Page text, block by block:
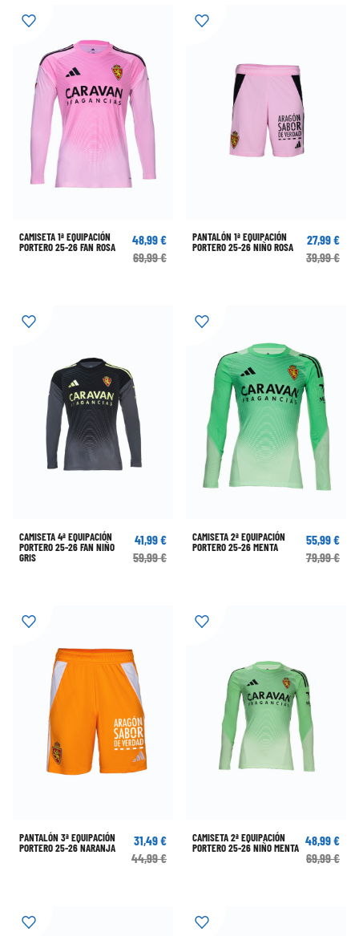
CAMISETA 1ª EQUIPACIÓN
PORTERO 25-26 FAN ROSA
48,99 €
69,99 €
PANTALÓN 1ª EQUIPACIÓN
PORTERO 25-26 NIÑO ROSA
27,99 €
39,99 €
CAMISETA 4ª EQUIPACIÓN
PORTERO 25-26 FAN NIÑO
GRIS
41,99 €
59,99 €
CAMISETA 2ª EQUIPACIÓN
PORTERO 25-26 MENTA
55,99 €
79,99 €
PANTALÓN 3ª EQUIPACIÓN
PORTERO 25-26 NARANJA
31,49 €
44,99 €
CAMISETA 2ª EQUIPACIÓN
PORTERO 25-26 NIÑO MENTA 48,99 €
69,99 €